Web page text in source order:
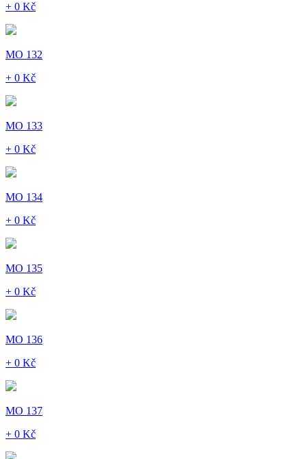
+ 0 Kč
MO 132
+ 0 Kč
MO 133
+ 0 Kč
MO 134
+ 0 Kč
MO 135
+ 0 Kč
MO 136
+ 0 Kč
MO 137
+ 0 Kč